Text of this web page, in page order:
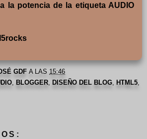
la potencia de la etiqueta AUDIO
GDF A LAS 15:46
,BLOGGER ,DISEÑO DEL BLOG ,HTML5